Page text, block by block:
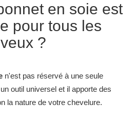
en soie est
pour tous les
?
n'est pas réservé à une seule
outil universel et il apporte des
la nature de votre chevelure.